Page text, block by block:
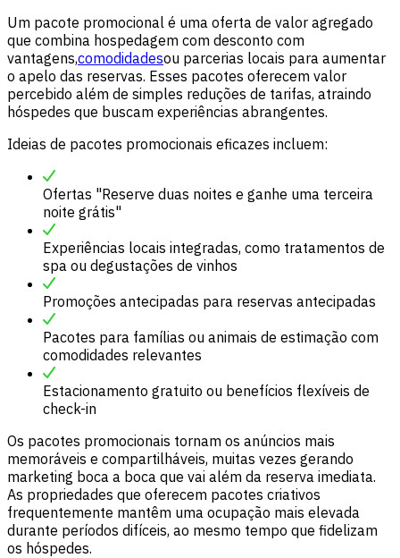
Um pacote promocional é uma oferta de valor agregado
que combina hospedagem com desconto com
vantagens,comodidadesou parcerias locais para aumentar
o apelo das reservas. Esses pacotes oferecem valor
percebido além de simples reduções de tarifas, atraindo
hóspedes que buscam experiências abrangentes.
Ideias de pacotes promocionais eficazes incluem:
Ofertas "Reserve duas noites e ganhe uma terceira
noite grátis"
Experiências locais integradas, como tratamentos de
spa ou degustações de vinhos
Promoções antecipadas para reservas antecipadas
Pacotes para famílias ou animais de estimação com
comodidades relevantes
Estacionamento gratuito ou benefícios flexíveis de
check-in
Os pacotes promocionais tornam os anúncios mais
memoráveis ​​e compartilháveis, muitas vezes gerando
marketing boca a boca que vai além da reserva imediata.
As propriedades que oferecem pacotes criativos
frequentemente mantêm uma ocupação mais elevada
durante períodos difíceis, ao mesmo tempo que fidelizam
os hóspedes.